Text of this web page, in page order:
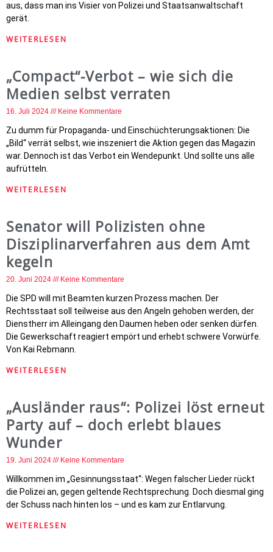
aus, dass man ins Visier von Polizei und Staatsanwaltschaft
gerät.
WEITERLESEN
„Compact“-Verbot – wie sich die
Medien selbst verraten
16. Juli 2024 Keine Kommentare
Zu dumm für Propaganda- und Einschüchterungsaktionen: Die
„Bild“ verrät selbst, wie inszeniert die Aktion gegen das Magazin
war. Dennoch ist das Verbot ein Wendepunkt. Und sollte uns alle
aufrütteln.
WEITERLESEN
Senator will Polizisten ohne
Disziplinarverfahren aus dem Amt
kegeln
20. Juni 2024 Keine Kommentare
Die SPD will mit Beamten kurzen Prozess machen. Der
Rechtsstaat soll teilweise aus den Angeln gehoben werden, der
Dienstherr im Alleingang den Daumen heben oder senken dürfen.
Die Gewerkschaft reagiert empört und erhebt schwere Vorwürfe.
Von Kai Rebmann.
WEITERLESEN
„Ausländer raus“: Polizei löst erneut
Party auf – doch erlebt blaues
Wunder
19. Juni 2024 Keine Kommentare
Willkommen im „Gesinnungsstaat“: Wegen falscher Lieder rückt
die Polizei an, gegen geltende Rechtsprechung. Doch diesmal ging
der Schuss nach hinten los – und es kam zur Entlarvung.
WEITERLESEN